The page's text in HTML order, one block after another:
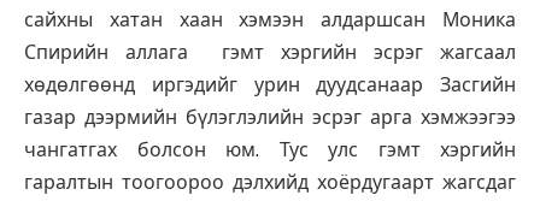
сайх­ны хатан хаан хэмээн алдаршсан Моника
Спирийн аллага гэмт хэргийн эсрэг жагсаал
хөдөлгөөнд иргэдийг урин дуудсанаар Засгийн
газар дээрмийн бүлэглэлийн эс­рэг арга хэмжээгээ
чангатгах болсон юм. Тус улс гэмт хэргийн
гаралтын тоогоороо дэлхийд хоёрдугаарт жагс­даг